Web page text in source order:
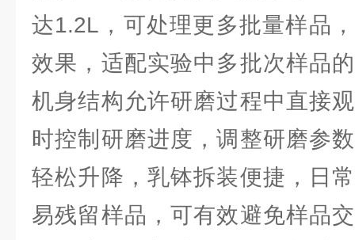
达1.2L，可处理更多批量样品
效果，适配实验中多批次样品
机身结构允许研磨过程中直接
时控制研磨进度，调整研磨参
轻松升降，乳钵拆装便捷，日
易残留样品，可有效避免样品